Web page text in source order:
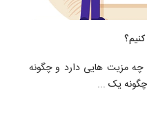
چه مزیت هایی دارد و چگونه
یک ...